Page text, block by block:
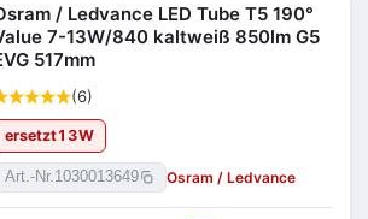
/ Ledvance LED Tube T5 190°
7-13W/840 kaltweiß 850lm G5
517mm
(6)
ersetzt13W
Art.-Nr.1030013649 Osram / Ledvance